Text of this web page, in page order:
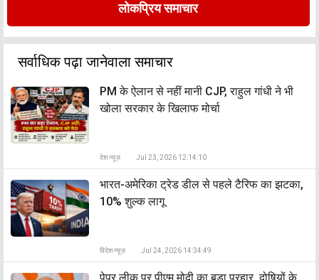
लोकप्रिय समाचार
सर्वाधिक पढ़ा जानेवाला समाचार
PM के ऐलान से नहीं मानी CJP, राहुल गांधी ने भी
खोला सरकार के खिलाफ मोर्चा
देश न्यूज़ Jul 23, 2026 12:14:10
भारत-अमेरिका ट्रेड डील से पहले टैरिफ का झटका,
10% शुल्क लागू
विदेश न्यूज़ Jul 24, 2026 14:34:49